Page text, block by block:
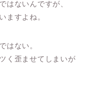
はないんですが、
ますよね。
はない。
く歪ませてしまいが